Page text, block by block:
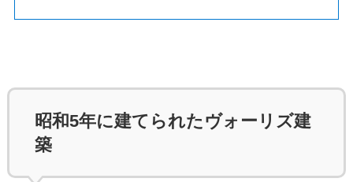
昭和5年に建てられたヴォーリズ建
築